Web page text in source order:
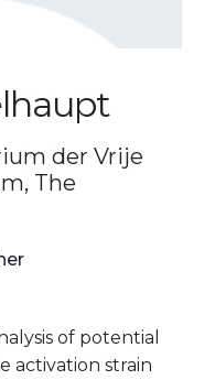
der Vrije
The
of potential
activation strain